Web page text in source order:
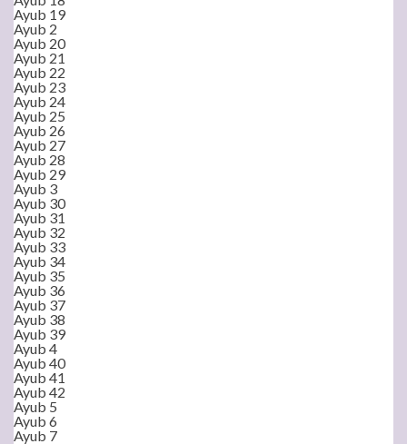
Ayub 19
Ayub 2
Ayub 20
Ayub 21
Ayub 22
Ayub 23
Ayub 24
Ayub 25
Ayub 26
Ayub 27
Ayub 28
Ayub 29
Ayub 3
Ayub 30
Ayub 31
Ayub 32
Ayub 33
Ayub 34
Ayub 35
Ayub 36
Ayub 37
Ayub 38
Ayub 39
Ayub 4
Ayub 40
Ayub 41
Ayub 42
Ayub 5
Ayub 6
Ayub 7